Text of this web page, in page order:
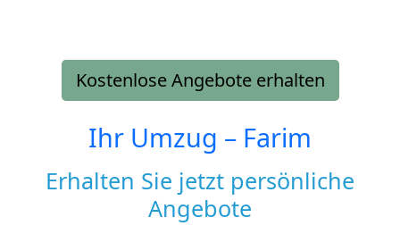
Kostenlose Angebote erhalten
Ihr Umzug – Farim
Erhalten Sie jetzt persönliche
Angebote